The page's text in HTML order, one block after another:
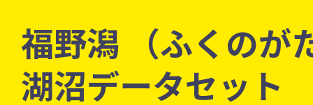
福野潟 （ふくの
湖沼データセット